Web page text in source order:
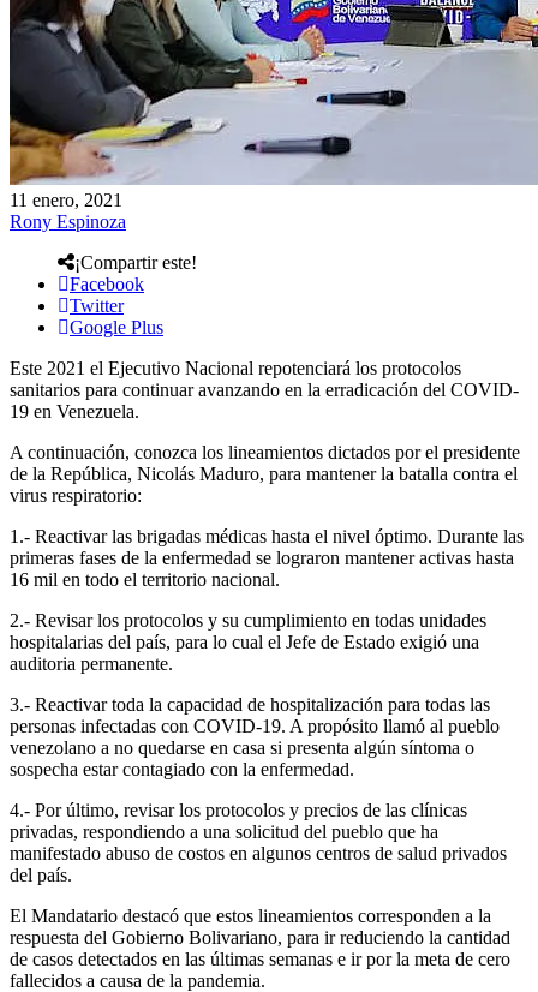
11 enero, 2021
Rony Espinoza
¡Compartir este!
Facebook
Twitter
Google Plus
Este 2021 el Ejecutivo Nacional repotenciará los protocolos
sanitarios para continuar avanzando en la erradicación del COVID-
19 en Venezuela.
A continuación, conozca los lineamientos dictados por el presidente
de la República, Nicolás Maduro, para mantener la batalla contra el
virus respiratorio:
1.- Reactivar las brigadas médicas hasta el nivel óptimo. Durante las
primeras fases de la enfermedad se lograron mantener activas hasta
16 mil en todo el territorio nacional.
2.- Revisar los protocolos y su cumplimiento en todas unidades
hospitalarias del país, para lo cual el Jefe de Estado exigió una
auditoria permanente.
3.- Reactivar toda la capacidad de hospitalización para todas las
personas infectadas con COVID-19. A propósito llamó al pueblo
venezolano a no quedarse en casa si presenta algún síntoma o
sospecha estar contagiado con la enfermedad.
4.- Por último, revisar los protocolos y precios de las clínicas
privadas, respondiendo a una solicitud del pueblo que ha
manifestado abuso de costos en algunos centros de salud privados
del país.
El Mandatario destacó que estos lineamientos corresponden a la
respuesta del Gobierno Bolivariano, para ir reduciendo la cantidad
de casos detectados en las últimas semanas e ir por la meta de cero
fallecidos a causa de la pandemia.